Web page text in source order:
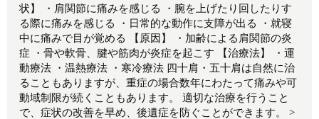
状】 ・肩関節に痛みを感じる ・腕を上げたり回したりす
る際に痛みを感じる ・日常的な動作に支障が出る ・就寝
中に痛みで目が覚める 【原因】 ・加齢による肩関節の炎
症 ・骨や軟骨、腱や筋肉が炎症を起こす 【治療法】 ・運
動療法 ・温熱療法 ・寒冷療法 四十肩・五十肩は自然に治
ることもありますが、重症の場合数年にわたって痛みや可
動域制限が続くこともあります。 適切な治療を行うこと
で、症状の改善を早め、後遺症を防ぐことができます。 >